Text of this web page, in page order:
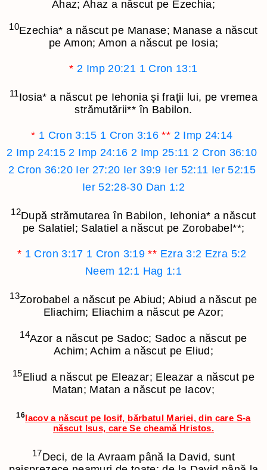
Ahaz; Ahaz a născut pe Ezechia;
10Ezechia* a născut pe Manase; Manase a născut
pe Amon; Amon a născut pe Iosia;
* 2 Imp 20:21 1 Cron 13:1
11Iosia* a născut pe Iehonia şi fraţii lui, pe vremea
strămutării** în Babilon.
* 1 Cron 3:15 1 Cron 3:16 ** 2 Imp 24:14
2 Imp 24:15 2 Imp 24:16 2 Imp 25:11 2 Cron 36:10
2 Cron 36:20 Ier 27:20 Ier 39:9 Ier 52:11 Ier 52:15
Ier 52:28-30 Dan 1:2
12După strămutarea în Babilon, Iehonia* a născut
pe Salatiel; Salatiel a născut pe Zorobabel**;
* 1 Cron 3:17 1 Cron 3:19 ** Ezra 3:2 Ezra 5:2
Neem 12:1 Hag 1:1
13Zorobabel a născut pe Abiud; Abiud a născut pe
Eliachim; Eliachim a născut pe Azor;
14Azor a născut pe Sadoc; Sadoc a născut pe
Achim; Achim a născut pe Eliud;
15Eliud a născut pe Eleazar; Eleazar a născut pe
Matan; Matan a născut pe Iacov;
16Iacov a născut pe Iosif, bărbatul Mariei, din care S-a
născut Isus, care Se cheamă Hristos.
17Deci, de la Avraam până la David, sunt